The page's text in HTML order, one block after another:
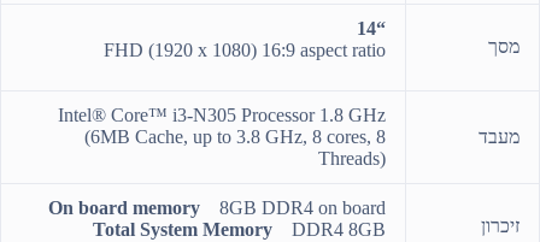
מסך
“14
FHD (1920 x 1080) 16:9 aspect ratio
מעבד
Intel® Core™ i3-N305 Processor 1.8 GHz
(6MB Cache, up to 3.8 GHz, 8 cores, 8
Threads)
זיכרון
On board memory
8GB DDR4 on board
Total System Memory
DDR4 8GB